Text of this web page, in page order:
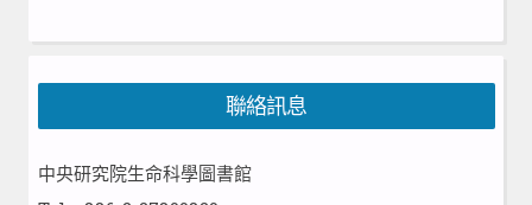
聯絡訊息
中央研究院生命科學圖書館